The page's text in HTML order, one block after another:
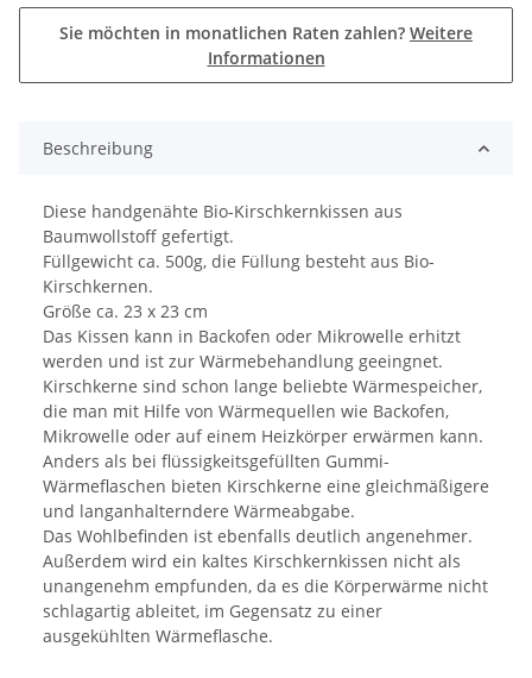
Sie möchten in monatlichen Raten zahlen? Weitere
Informationen
Beschreibung
Diese handgenähte Bio-Kirschkernkissen aus
Baumwollstoff gefertigt.
Füllgewicht ca. 500g, die Füllung besteht aus Bio-
Kirschkernen.
Größe ca. 23 x 23 cm
Das Kissen kann in Backofen oder Mikrowelle erhitzt
werden und ist zur Wärmebehandlung geeingnet.
Kirschkerne sind schon lange beliebte Wärmespeicher,
die man mit Hilfe von Wärmequellen wie Backofen,
Mikrowelle oder auf einem Heizkörper erwärmen kann.
Anders als bei flüssigkeitsgefüllten Gummi-
Wärmeflaschen bieten Kirschkerne eine gleichmäßigere
und langanhalterndere Wärmeabgabe.
Das Wohlbefinden ist ebenfalls deutlich angenehmer.
Außerdem wird ein kaltes Kirschkernkissen nicht als
unangenehm empfunden, da es die Körperwärme nicht
schlagartig ableitet, im Gegensatz zu einer
ausgekühlten Wärmeflasche.